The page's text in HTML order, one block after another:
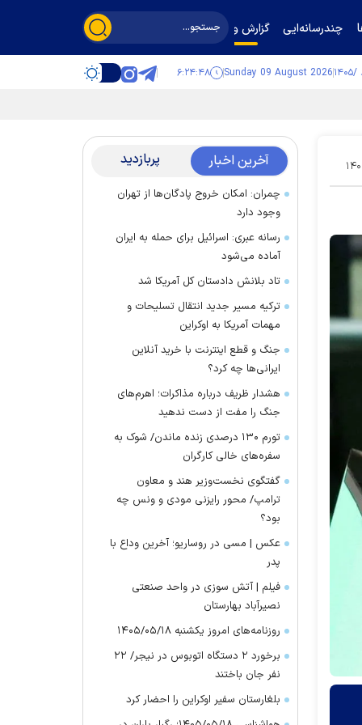
چندرسانه‌ایی گزارش و گفت‌وگو
Sunday 09 August 2026 ۶:۲۴:۴۹
۰۴ آخرین اخبار پربازدید
چمران: امکان خروج پادگان‌ها از تهران
وجود دارد
رسانه عبری: اسرائیل برای حمله به ایران
آماده می‌شود
تاد بلانش دادستان کل آمریکا شد
ترکیه مسیر جدید انتقال تسلیحات و
مهمات آمریکا به اوکراین
جنگ و قطع اینترنت با خرید آنلاین
ایرانی‌ها چه کرد؟
هشدار ظریف درباره مذاکرات؛ اهرم‌های
جنگ را مفت از دست ندهید
تورم ۱۳۰ درصدی زنده ماندن/ شوک به
سفره‌های خالی کارگران
گفتگوی نخست‌وزیر هند و معاون
ترامپ/ محور رایزنی مودی و ونس چه
بود؟
عکس | مسی در روساریو؛ آخرین وداع با
پدر
فیلم | آتش سوزی در واحد صنعتی
نصیرآباد بهارستان
روزنامه‌های امروز یکشنبه ۱۴۰۵/۰۵/۱۸
برخورد ۲ دستگاه اتوبوس در نیجر/ ۲۲
نفر جان باختند
بلغارستان سفیر اوکراین را احضار کرد